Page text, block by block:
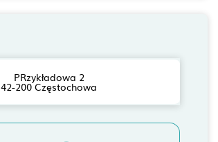
PRzykładowa 2
42-200 Częstochowa